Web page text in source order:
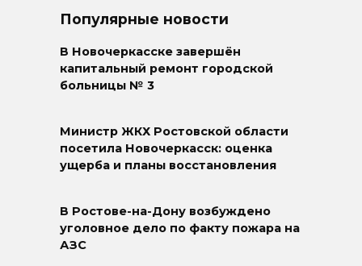
Популярные новости
В Новочеркасске завершён
капитальный ремонт городской
больницы № 3
Министр ЖКХ Ростовской области
посетила Новочеркасск: оценка
ущерба и планы восстановления
В Ростове-на-Дону возбуждено
уголовное дело по факту пожара на
АЗС